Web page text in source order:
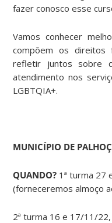
fazer conosco esse
Vamos conhecer
compõem os direitos
refletir juntos sobre
atendimento nos
LGBTQIA+.
MUNICÍPIO DE
QUANDO? 1ª turma 27
(forneceremos almoço
2ª turma 16 e 17/11/